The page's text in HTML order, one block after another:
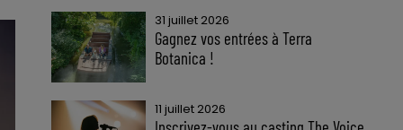
31 juillet 2026
Gagnez vos entrées à Terra
Botanica !
11 juillet 2026